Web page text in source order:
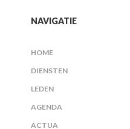
NAVIGATIE
HOME
DIENSTEN
LEDEN
AGENDA
ACTUA